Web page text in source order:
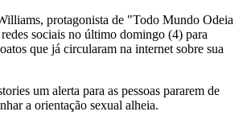
protagonista de "Todo Mundo Odeia
sociais no último domingo (4) para
que já circularam na internet sobre sua
um alerta para as pessoas pararem de
a orientação sexual alheia.